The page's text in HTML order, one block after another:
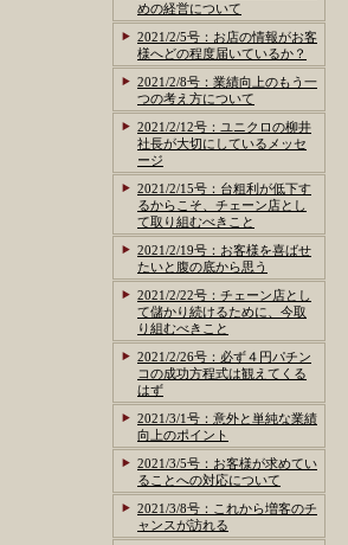
めの経営について
2021/2/5号：お店の情報がお客
様へどの程度届いているか？
2021/2/8号：業績向上のもう一
つの考え方について
2021/2/12号：ユニクロの柳井
社長が大切にしているメッセ
ージ
2021/2/15号：台粗利が低下す
るからこそ、チェーン店とし
て取り組むべきこと
2021/2/19号：お客様を喜ばせ
たいと腹の底から思う
2021/2/22号：チェーン店とし
て儲かり続けるために、今取
り組むべきこと
2021/2/26号：必ず４円パチン
コの成功方程式は観えてくる
はず
2021/3/1号：意外と単純な業績
向上のポイント
2021/3/5号：お客様が求めてい
ることへの対応について
2021/3/8号：これから増客のチ
ャンスが訪れる